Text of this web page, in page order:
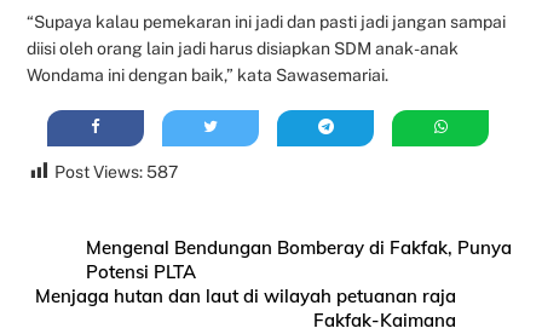
“Supaya kalau pemekaran ini jadi dan pasti jadi jangan sampai
diisi oleh orang lain jadi harus disiapkan SDM anak-anak
Wondama ini dengan baik,” kata Sawasemariai.
Post Views: 587
Mengenal Bendungan Bomberay di Fakfak, Punya
Potensi PLTA
Menjaga hutan dan laut di wilayah petuanan raja
Fakfak-Kaimana